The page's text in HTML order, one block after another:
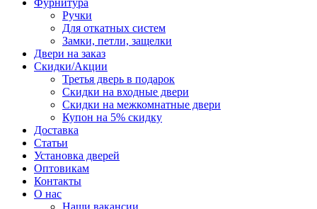
Фурнитура
Ручки
Для откатных систем
Замки, петли, защелки
Двери на заказ
Скидки/Акции
Третья дверь в подарок
Скидки на входные двери
Скидки на межкомнатные двери
Купон на 5% скидку
Доставка
Статьи
Установка дверей
Оптовикам
Контакты
О нас
Наши вакансии